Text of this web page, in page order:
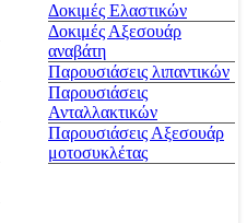
Δοκιμές Ελαστικών
Δοκιμές Αξεσουάρ
αναβάτη
Παρουσιάσεις λιπαντικών
Παρουσιάσεις
Ανταλλακτικών
Παρουσιάσεις Αξεσουάρ
μοτοσυκλέτας